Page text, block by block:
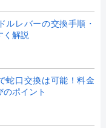
ルレバーの交換手順・
く解説
蛇口交換は可能！料金
のポイント